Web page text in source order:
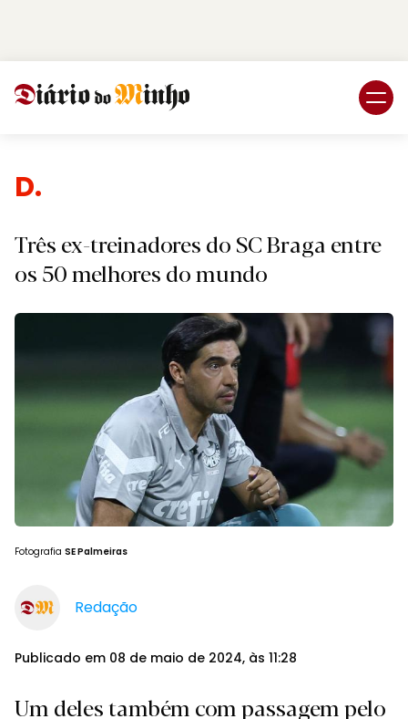
Desp
Três ex-treinadores do SC Braga entre
os 50 melhores do mundo
Fotografia SE Palmeiras
Redação
Publicado em 08 de maio de 2024, às 11:28
Um deles também com passagem pelo